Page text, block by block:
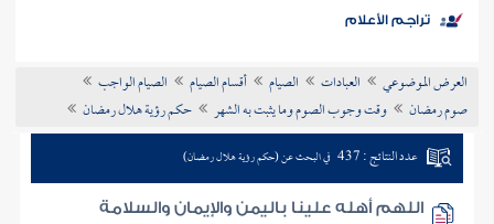
موضوعي
تراجم الأعلام
العرض الموضوعي العبادات الصيام أقسام الصيام
الصيام الواجب
صوم رمضان
وقت وجوب الصوم وما يثبت به الشهر حكم رؤية هلال رمضان
عدد النتائج : 437 في البحث عن (حكم رؤية هلال رمضان)
اللهم أهله علينا باليمن والإيمان والسلامة